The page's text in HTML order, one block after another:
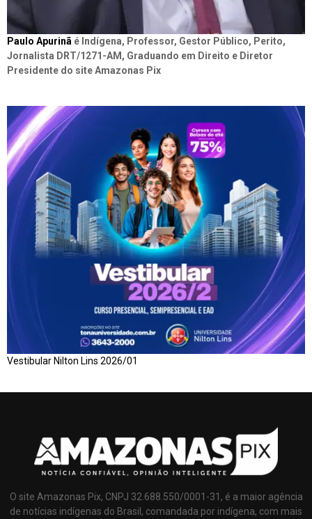
Paulo Apurinã é Indígena, Professor, Gestor Público, Perito,
Jornalista DRT/1271-AM, Graduando em Direito e Diretor
Presidente do site Amazonas Pix
Vestibular Nilton Lins 2026/01
O site Amazonas Pix, CNPJ 32.688.550/0001-31, é a maior agência
de notícias indígenas do Brasil, comandada por indígena, com mais